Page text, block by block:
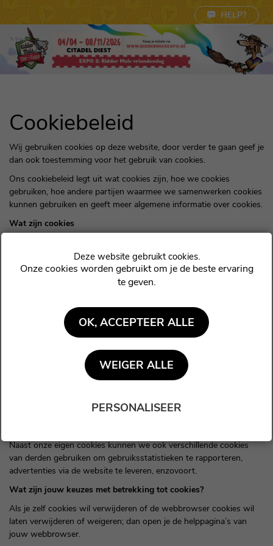
HELP?
Cookiebeleid
Wij gebruiken cookies op deze website, door verder te gaan geef je
dan ook toestemming voor het gebruik van cookies.
Ons cookiebeleid legt uit wat cookies zijn, hoe we cookies
gebruiken, hoe andere partijen waarmee we samenwerken cookies
kunnen gebruiken en geeft meer algemene informatie over cookies.
Wat zijn cookies
verzonden naar een website die je bezoekt. Een cookiebestand
wordt opgeslagen in jouw webbrowser en stelt de dienst of een
andere partij in staat jouw te herkennen en jouw volgende bezoek
Cookies kunnen “permanente” of “sessie” -cookies zijn.
Hoe we cookies gebruiken
Wanneer je deze website gebruikt en opent, kunnen we een aantal
cookie-bestanden in de webbrowser plaatsen.
We gebruiken cookies voor volgende doeleinden: om bepaalde
voorkeuren op te slaan.
Naast onze eigen cookies kunnen we ook verschillende cookies
van derden gebruiken om gebruiksstatistieken te rapporteren,
advertenties via de website te leveren, enzovoort.
Wat zijn jouw keuzes met betrekking tot cookies?
Als je zelf cookies wil verwijderen of de webbrowser cookies wil
laten verwijderen of weigeren; dan open je de helppagina’s van
jouw webbrowser.
Onze cookies worden gebruikt om je de beste ervaring
te geven.
OK, ACCEPTEER ALLE
WEIGER ALLE
PERSONALISEER